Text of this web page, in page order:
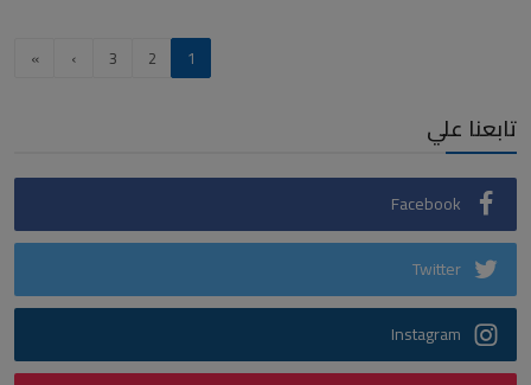
1
2
3
›
»
تابعنا علي
Facebook
Twitter
Instagram